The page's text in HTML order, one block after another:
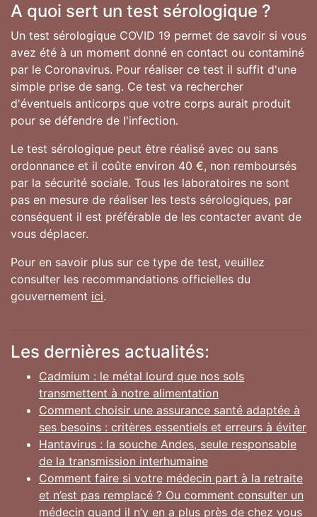
A quoi sert un test sérologique ?
Un test sérologique COVID 19 permet de savoir si vous
avez été à un moment donné en contact ou contaminé
par le Coronavirus. Pour réaliser ce test il suffit d'une
simple prise de sang. Ce test va rechercher
d'éventuels anticorps que votre corps aurait produit
pour se défendre de l'infection.
Le test sérologique peut être réalisé avec ou sans
ordonnance et il coûte environ 40 €, non remboursés
par la sécurité sociale. Tous les laboratoires ne sont
pas en mesure de réaliser les tests sérologiques, par
conséquent il est préférable de les contacter avant de
vous déplacer.
Pour en savoir plus sur ce type de test, veuillez
consulter les recommandations officielles du
gouvernement ici.
Les dernières actualités:
Cadmium : le métal lourd que nos sols
transmettent à notre alimentation
Comment choisir une assurance santé adaptée à
ses besoins : critères essentiels et erreurs à éviter
Hantavirus : la souche Andes, seule responsable
de la transmission interhumaine
Comment faire si votre médecin part à la retraite
et n’est pas remplacé ? Ou comment consulter un
médecin quand il n’y en a plus près de chez vous